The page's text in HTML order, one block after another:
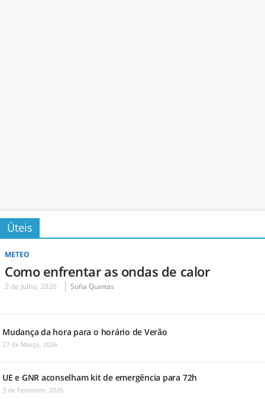
Úteis
METEO
Como enfrentar as ondas de calor
2 de Julho, 2026 Sofia Quintas
Mudança da hora para o horário de Verão
27 de Março, 2026
UE e GNR aconselham kit de emergência para 72h
3 de Fevereiro, 2026